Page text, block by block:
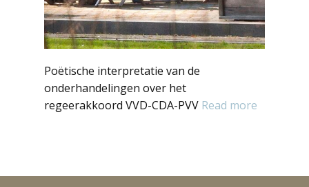
Poëtische interpretatie van de
onderhandelingen over het
regeerakkoord VVD-CDA-PVV Read more